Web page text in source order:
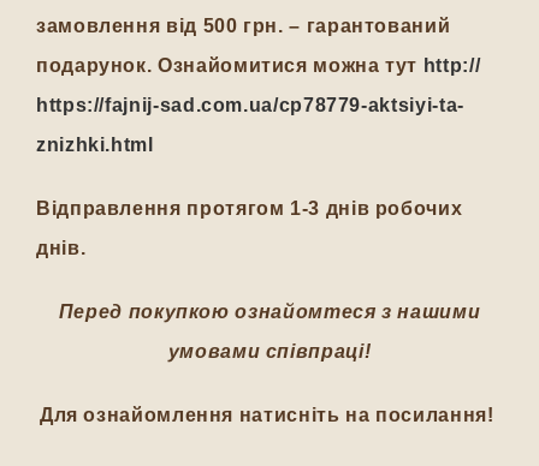
замовлення від 500 грн. – гарантований
подарунок. Ознайомитися можна тут http://
https://fajnij-sad.com.ua/cp78779-aktsiyi-ta-
znizhki.html
Відправлення протягом 1-3 днів робочих
днів.
Перед покупкою ознайомтеся з нашими
умовами співпраці!
Для ознайомлення натисніть на посилання!